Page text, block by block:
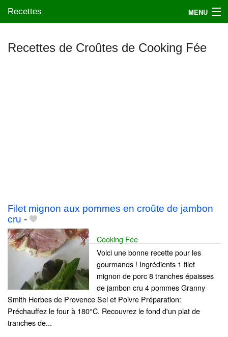
Recettes MENU
Recettes de Croûtes de Cooking Fée
Filet mignon aux pommes en croûte de jambon
cru -
Cooking Fée
Voici une bonne recette pour les
gourmands ! Ingrédients 1 filet
mignon de porc 8 tranches épaisses
de jambon cru 4 pommes Granny
Smith Herbes de Provence Sel et Poivre Préparation:
Préchauffez le four à 180°C. Recouvrez le fond d'un plat de
tranches de...